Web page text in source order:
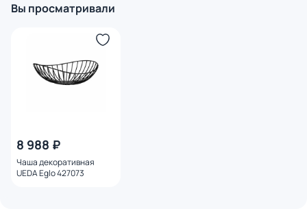
Вы просматривали
8 988 ₽
Чаша декоративная
UEDA Eglo 427073